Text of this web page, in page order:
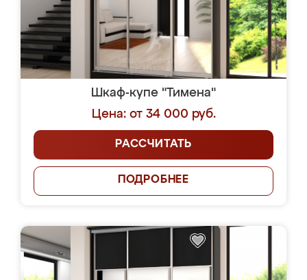
Шкаф-купе "Тимена"
Цена: от 34 000 руб.
РАССЧИТАТЬ
ПОДРОБНЕЕ